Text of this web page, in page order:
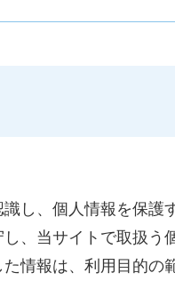
し、個人情報を保護
、当サイトで取扱う
情報は、利用目的の